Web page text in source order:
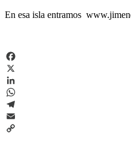
En esa isla entramos
Facebook
X
LinkedIn
WhatsApp
Telegram
Email